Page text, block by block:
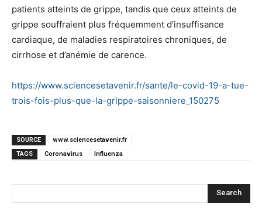
patients atteints de grippe, tandis que ceux atteints de
grippe souffraient plus fréquemment d’insuffisance
cardiaque, de maladies respiratoires chroniques, de
cirrhose et d’anémie de carence.
https://www.sciencesetavenir.fr/sante/le-covid-19-a-tue-
trois-fois-plus-que-la-grippe-saisonniere_150275
SOURCE
www.sciencesetavenir.fr
TAGS
Coronavirus Influenza
Search